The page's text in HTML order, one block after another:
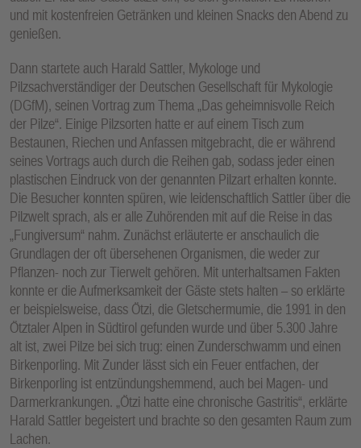
und mit kostenfreien Getränken und kleinen Snacks den Abend zu
genießen.
Dann startete auch Harald Sattler, Mykologe und
Pilzsachverständiger der Deutschen Gesellschaft für Mykologie
(DGfM), seinen Vortrag zum Thema „Das geheimnisvolle Reich
der Pilze“. Einige Pilzsorten hatte er auf einem Tisch zum
Bestaunen, Riechen und Anfassen mitgebracht, die er während
seines Vortrags auch durch die Reihen gab, sodass jeder einen
plastischen Eindruck von der genannten Pilzart erhalten konnte.
Die Besucher konnten spüren, wie leidenschaftlich Sattler über die
Pilzwelt sprach, als er alle Zuhörenden mit auf die Reise in das
„Fungiversum“ nahm. Zunächst erläuterte er anschaulich die
Grundlagen der oft übersehenen Organismen, die weder zur
Pflanzen- noch zur Tierwelt gehören. Mit unterhaltsamen Fakten
konnte er die Aufmerksamkeit der Gäste stets halten – so erklärte
er beispielsweise, dass Ötzi, die Gletschermumie, die 1991 in den
Ötztaler Alpen in Südtirol gefunden wurde und über 5.300 Jahre
alt ist, zwei Pilze bei sich trug: einen Zunderschwamm und einen
Birkenporling. Mit Zunder lässt sich ein Feuer entfachen, der
Birkenporling ist entzündungshemmend, auch bei Magen- und
Darmerkrankungen. „Ötzi hatte eine chronische Gastritis“, erklärte
Harald Sattler begeistert und brachte so den gesamten Raum zum
Lachen.